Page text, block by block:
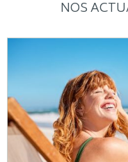
NOS